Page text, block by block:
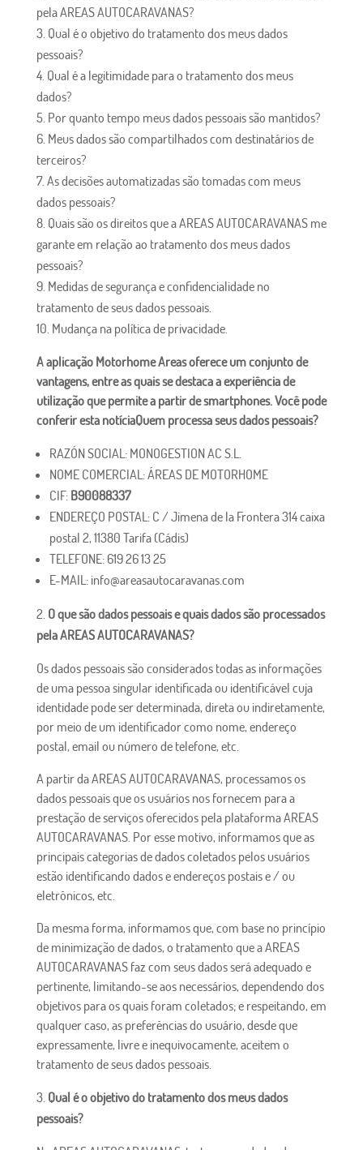
​​pela AREAS AUTOCARAVANAS?
Qual é o objetivo do tratamento dos meus dados
pessoais?
Qual é a legitimidade para o tratamento dos meus
dados?
Por quanto tempo meus dados pessoais são mantidos?
Meus dados são compartilhados com destinatários de
terceiros?
As decisões automatizadas são tomadas com meus
dados pessoais?
Quais são os direitos que a AREAS AUTOCARAVANAS me
garante em relação ao tratamento dos meus dados
pessoais?
Medidas de segurança e confidencialidade no
tratamento de seus dados pessoais.
Mudança na política de privacidade.
A aplicação Motorhome Areas oferece um conjunto de
vantagens, entre as quais se destaca a experiência de
utilização que permite a partir de smartphones. Você pode
conferir esta notíciaQuem processa seus dados pessoais?
RAZÓN SOCIAL: MONOGESTION AC S.L.
NOME COMERCIAL: ÁREAS DE MOTORHOME
CIF: B90088337
ENDEREÇO ​​POSTAL: C / Jimena de la Frontera 314 caixa
postal 2, 11380 Tarifa (Cádis)
TELEFONE: 619 26 13 25
E-MAIL: info@areasautocaravanas.com
O que são dados pessoais e quais dados são processados
​​pela AREAS AUTOCARAVANAS?
Os dados pessoais são considerados todas as informações
de uma pessoa singular identificada ou identificável cuja
identidade pode ser determinada, direta ou indiretamente,
por meio de um identificador como nome, endereço
postal, email ou número de telefone, etc.
A partir da AREAS AUTOCARAVANAS, processamos os
dados pessoais que os usuários nos fornecem para a
prestação de serviços oferecidos pela plataforma AREAS
AUTOCARAVANAS. Por esse motivo, informamos que as
principais categorias de dados coletados pelos usuários
estão identificando dados e endereços postais e / ou
eletrônicos, etc.
Da mesma forma, informamos que, com base no princípio
de minimização de dados, o tratamento que a AREAS
AUTOCARAVANAS faz com seus dados será adequado e
pertinente, limitando-se aos necessários, dependendo dos
objetivos para os quais foram coletados; e respeitando, em
qualquer caso, as preferências do usuário, desde que
expressamente, livre e inequivocamente, aceitem o
tratamento de seus dados pessoais.
Qual é o objetivo do tratamento dos meus dados
pessoais?